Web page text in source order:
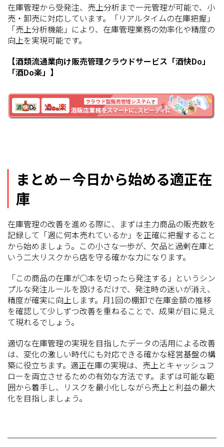
在庫管理から受発注、売上分析まで一元管理が可能で、小
売・卸売に対応しています。「リアルタイムの在庫把握」
「売上分析機能」により、在庫管理業務の効率化や精度の
向上を実現可能です。
【酒類流通業向け販売管理クラウドサービス「酒快Do」
「酒Do楽」】
まとめ－今日から始める適正在
庫
在庫管理の改善を進める際に、まずは主力商品の販売数を
記録して「週に何本売れているか」を正確に把握すること
から始めましょう。この小さな一歩が、欠品と過剰在庫と
いう二大リスクから店を守る確かな力になります。
「この商品の在庫が○本を切ったら発注する」というシン
プルな発注ルールを設けるだけで、発注時の迷いが消え、
精度が確実に向上します。月1回の棚卸で在庫金額の推移
を確認して少しずつ改善を重ねることで、成果が目に見え
て現れるでしょう。
適切な在庫管理の実現を目指したデータの活用による改善
は、変化の激しい時代にも対応できる確かな経営基盤の構
築に役立ちます。適正在庫の実現は、売上とキャッシュフ
ローを両立させるための有効な方法です。まずは可能な範
囲から着手し、リスクを最小化しながら売上と利益の最大
化を目指しましょう。